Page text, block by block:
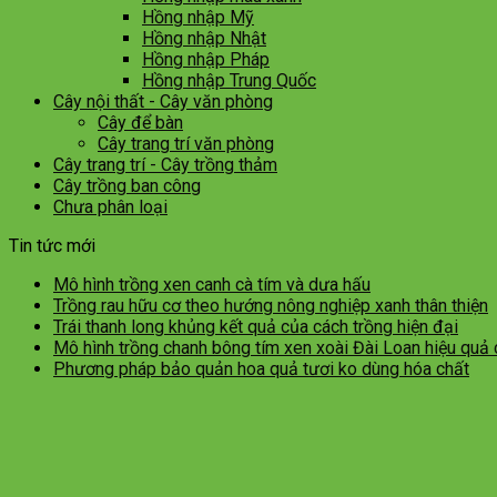
Hồng nhập Mỹ
Hồng nhập Nhật
Hồng nhập Pháp
Hồng nhập Trung Quốc
Cây nội thất - Cây văn phòng
Cây để bàn
Cây trang trí văn phòng
Cây trang trí - Cây trồng thảm
Cây trồng ban công
Chưa phân loại
Tin tức mới
Mô hình trồng xen canh cà tím và dưa hấu
Trồng rau hữu cơ theo hướng nông nghiệp xanh thân thiện
Trái thanh long khủng kết quả của cách trồng hiện đại
Mô hình trồng chanh bông tím xen xoài Đài Loan hiệu quả
Phương pháp bảo quản hoa quả tươi ko dùng hóa chất